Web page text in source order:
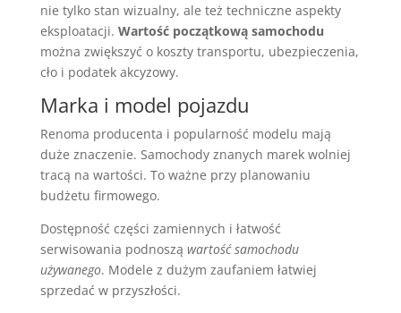
nie tylko stan wizualny, ale też techniczne aspekty
eksploatacji. Wartość początkową samochodu
można zwiększyć o koszty transportu, ubezpieczenia,
cło i podatek akcyzowy.
Marka i model pojazdu
Renoma producenta i popularność modelu mają
duże znaczenie. Samochody znanych marek wolniej
tracą na wartości. To ważne przy planowaniu
budżetu firmowego.
Dostępność części zamiennych i łatwość
serwisowania podnoszą wartość samochodu
używanego. Modele z dużym zaufaniem łatwiej
sprzedać w przyszłości.